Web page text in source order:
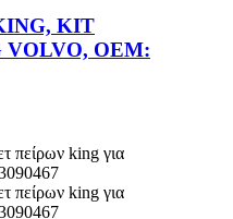
ΚΙΤ
OEM: